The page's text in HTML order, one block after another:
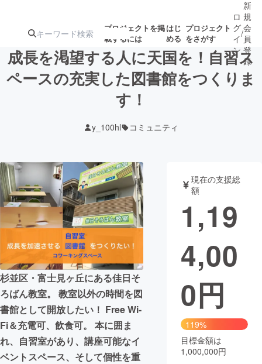
プロジェクトを掲
載するには
はじ
める
プロジェクト
をさがす
注目の新着プロ
テクノロジー・ガジェット
映像・映画 書籍・雑誌
ビジネス・起業 チャレンジ
まちづくり・地域活性化
CAMPFIRE for Social Good
CAMPFIRE Creation
CAMPFIREふるさと納税machi-ya コミュニティ
ロ
グ
イ
ン
/
新
規
会
員
登
録
成長を渇望する人に天国を！自習ス
ペースの充実した図書館をつくりま
す！
y_100hl コミュニティ
杉並区・富士見ヶ丘にある佳日そ
ろばん教室。 教室以外の時間を図
書館として開放したい！ Free Wi-
Fi＆充電可、飲食可。 本に囲ま
れ、自習室があり、講座可能なイ
ベントスペース、そして個性を重
現在の支援総
額
1,19
4,00
0円
119%
目標金額は
1,000,000円